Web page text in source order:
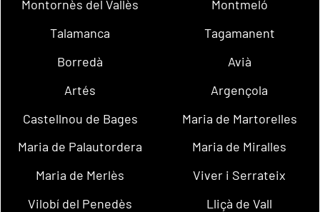
Montornès del Vallès
Montmeló
Talamanca
Tagamanent
Borredà
Avià
Artés
Argençola
Castellnou de Bages
Maria de Martorelles
Maria de Palautordera
Maria de Miralles
Maria de Merlès
Viver i Serrateix
Vilobí del Penedès
Lliçà de Vall